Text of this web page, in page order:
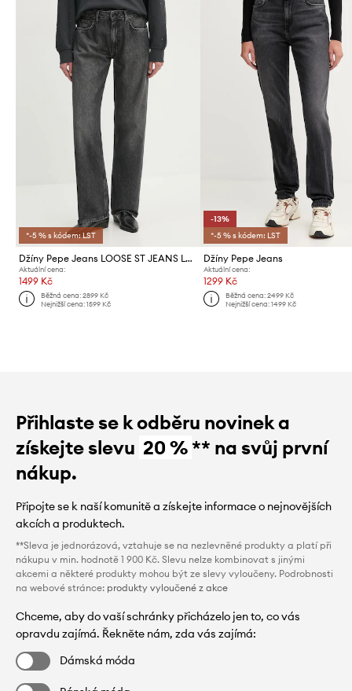
*-5 % s kódem: LST
Džíny Pepe Jeans LOOSE ST JEANS LW NICKY
Aktuální cena:
1499 Kč
Běžná cena:2899 Kč
Nejnižší cena:1599 Kč
-13%
*-5 % s kódem: LST
Džíny Pepe Jeans
Aktuální cena:
1299 Kč
Běžná cena: 2499 Kč
Nejnižší cena: 1499 Kč
Přihlaste se k odběru novinek a
získejte slevu 20 %** na svůj první
nákup.
Připojte se k naší komunitě a získejte informace o nejnovějších
akcích a produktech.
**Sleva je jednorázová, vztahuje se na nezlevněné produkty a platí při
nákupu v min. hodnotě 1 900 Kč. Slevu nelze kombinovat s jinými
akcemi a některé produkty mohou být ze slevy vyloučeny. Podrobnosti
na webové stránce: produkty vyloučené z akce
Chceme, aby do vaší schránky přicházelo jen to, co vás
opravdu zajímá. Řekněte nám, zda vás zajímá:
Dámská móda